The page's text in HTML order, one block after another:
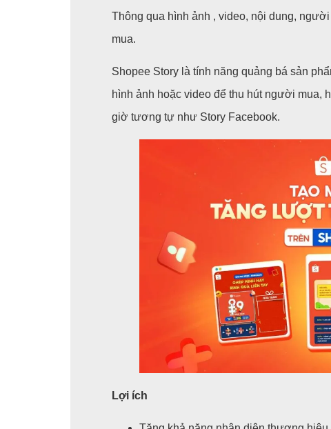
Thông qua hình ảnh , video, nội dung,
mua.
Shopee Story là tính năng quảng bá sản
hình ảnh hoặc video để thu hút người mua,
giờ tương tự như Story Facebook.
Lợi ích